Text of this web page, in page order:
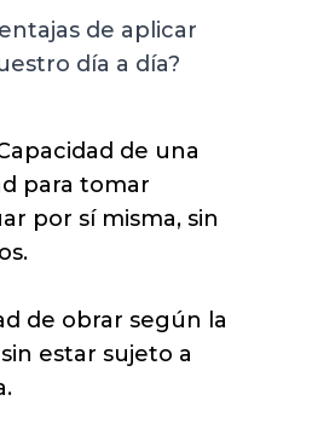
de aplicar
día a día?
de una
para tomar
por sí misma, sin
de obrar según la
estar sujeto a